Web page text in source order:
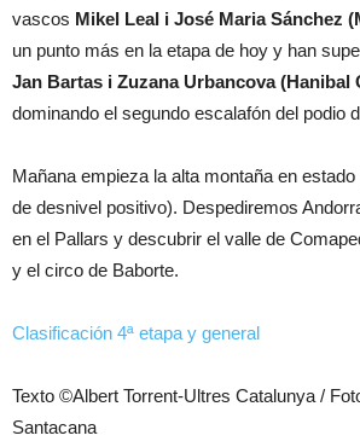
vascos Mikel Leal i José Maria Sánchez
un punto más en la etapa de hoy y han
Jan Bartas i Zuzana Urbancova (Hanibal
dominando el segundo escalafón del podio
Mañana empieza la alta montaña en
de desnivel positivo). Despediremos
en el Pallars y descubrir el valle de
y el circo de Baborte.
Clasificación 4ª etapa y general
Texto ©Albert Torrent-Ultres Catalunya /
Santacana